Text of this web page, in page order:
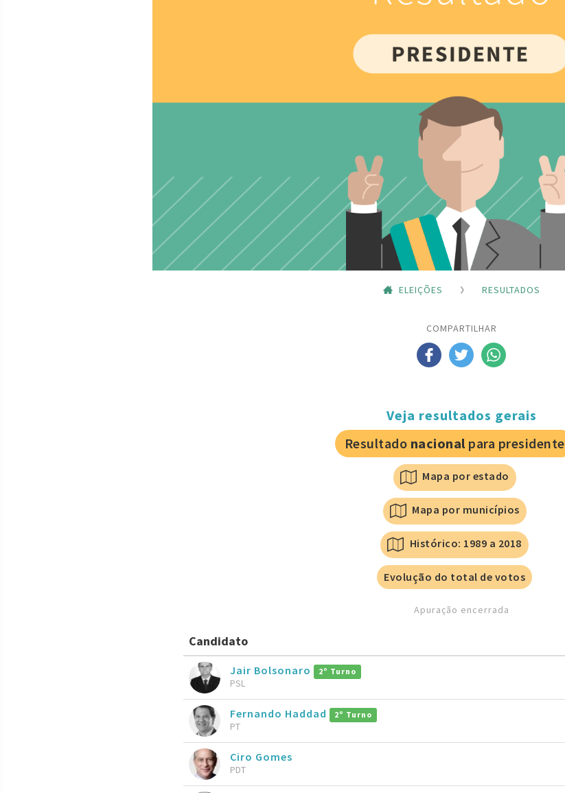
ELEIÇÕES RESULTADOS
COMPARTILHAR
Veja resultados gerais
Resultado nacional para presidente
Mapa por estado
Mapa por municípios
Histórico: 1989 a 2018
Evolução do total de votos
Apuração encerrada
Candidato
Jair Bolsonaro 2º Turno
PSL
Fernando Haddad 2º Turno
PT
Ciro Gomes
PDT